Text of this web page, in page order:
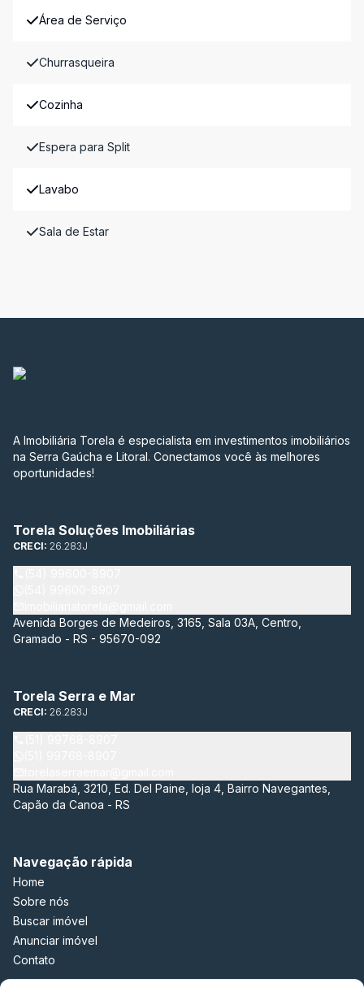
Área de Serviço
Churrasqueira
Cozinha
Espera para Split
Lavabo
Sala de Estar
A Imobiliária Torela é especialista em investimentos imobiliários
na Serra Gaúcha e Litoral. Conectamos você às melhores
oportunidades!
Torela Soluções Imobiliárias
CRECI: 26.283J
Avenida Borges de Medeiros, 3165, Sala 03A, Centro,
Gramado - RS - 95670-092
Torela Serra e Mar
CRECI: 26.283J
Rua Marabá, 3210, Ed. Del Paine, loja 4, Bairro Navegantes,
Capão da Canoa - RS
Navegação rápida
Home
Sobre nós
Buscar imóvel
Anunciar imóvel
Contato